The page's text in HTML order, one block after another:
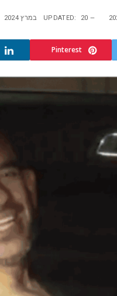
UPDATED: 20 במרץ 2024
Pinterest